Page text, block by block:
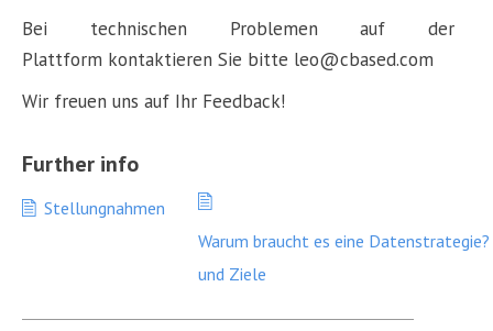
Bei technischen Problemen auf der
Plattform kontaktieren Sie bitte leo@cbased.com
Wir freuen uns auf Ihr Feedback!
Further info
Stellungnahmen
Warum braucht es eine Datenstrategie?
und Ziele